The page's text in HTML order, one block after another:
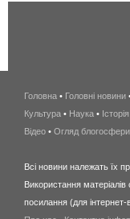
Головна • Головні новини
Культура • Наука • Історія
Відео • Огляд блогосфери
Всі новини належать їх
Використання матеріалів
посилання (для інтернет-